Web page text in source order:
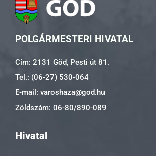
POLGÁRMESTERI HIVATAL
Cím: 2131 Göd, Pesti út 81.
Tel.: (06-27) 530-064
E-mail: varoshaza@god.hu
Zöldszám: 06-80/890-089
Hivatal